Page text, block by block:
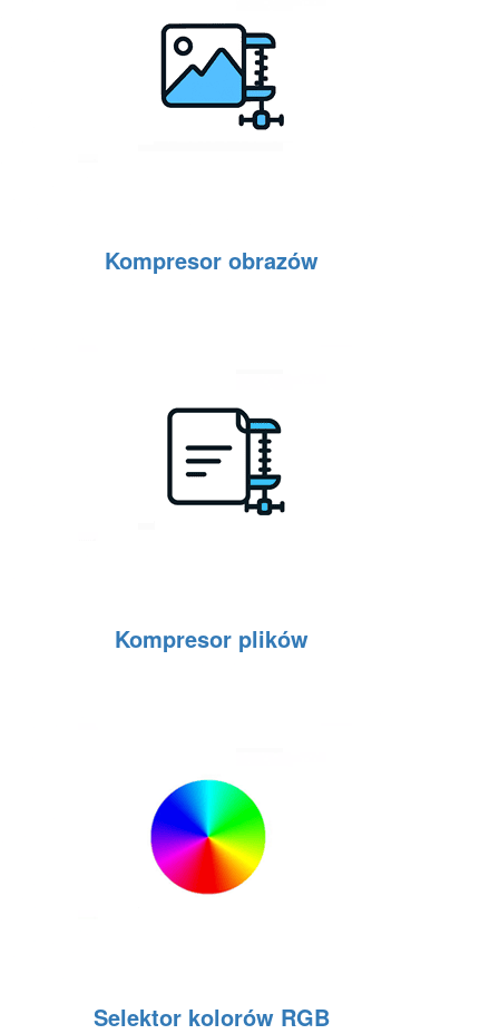
Kompresor obrazów
Kompresor plików
Selektor kolorów RGB